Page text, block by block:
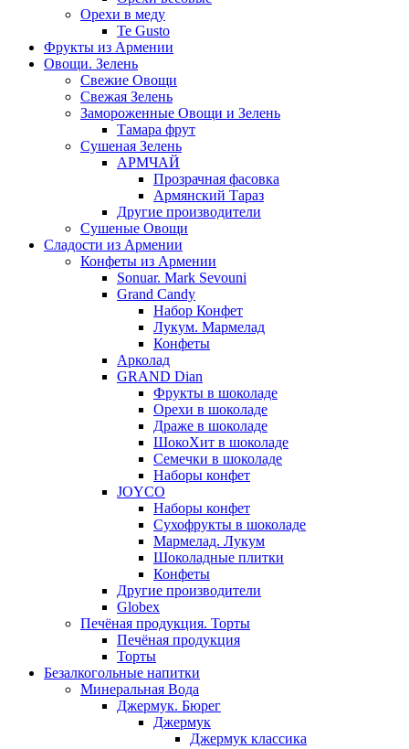
Орехи в меду
Te Gusto
Фрукты из Армении
Овощи. Зелень
Свежие Овощи
Свежая Зелень
Замороженные Овощи и Зелень
Тамара фрут
Сушеная Зелень
АРМЧАЙ
Прозрачная фасовка
Армянский Тараз
Другие производители
Сушеные Овощи
Сладости из Армении
Конфеты из Армении
Sonuar. Mark Sevouni
Grand Candy
Набор Конфет
Лукум. Мармелад
Конфеты
Арколад
GRAND Dian
Фрукты в шоколаде
Орехи в шоколаде
Драже в шоколаде
ШокоХит в шоколаде
Семечки в шоколаде
Наборы конфет
JOYCO
Наборы конфет
Сухофрукты в шоколаде
Мармелад. Лукум
Шоколадные плитки
Конфеты
Другие производители
Globex
Печёная продукция. Торты
Печёная продукция
Торты
Безалкогольные напитки
Минеральная Вода
Джермук. Бюрег
Джермук
Джермук классика